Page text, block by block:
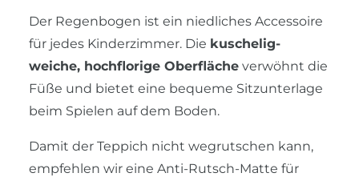
Der Regenbogen ist ein niedliches Accessoire
für jedes Kinderzimmer. Die kuschelig-
weiche, hochflorige Oberfläche verwöhnt die
Füße und bietet eine bequeme Sitzunterlage
beim Spielen auf dem Boden.
Damit der Teppich nicht wegrutschen kann,
empfehlen wir eine Anti-Rutsch-Matte für